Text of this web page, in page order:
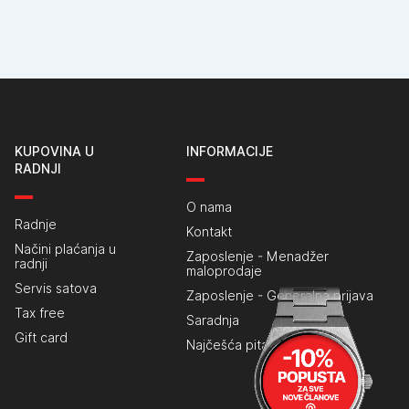
KUPOVINA U
RADNJI
Radnje
Načini plaćanja u
radnji
Servis satova
Tax free
Gift card
INFORMACIJE
O nama
Kontakt
Zaposlenje - Menadžer
maloprodaje
Zaposlenje - Generalna prijava
Saradnja
Najčešća pitanja